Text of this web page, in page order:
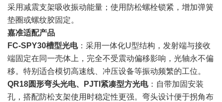
采用减震支架吸收振动能量；使用防松螺栓锁紧，增加弹簧
垫圈或螺纹胶固定。
嘉准适配产品
FC-SPY30槽型光电：采用一体化U型结构，发射端与接收
端固定在同一壳体上，完全不受震动偏移影响，光轴永不偏
移。特别适合模切高速线、冲压设备等振动频繁的工位。
QR18圆形弯头光电、PJTI紧凑型方光电：自带加固安装
孔，搭配防松支架使用时稳定性更强。弯头设计便于拐角布